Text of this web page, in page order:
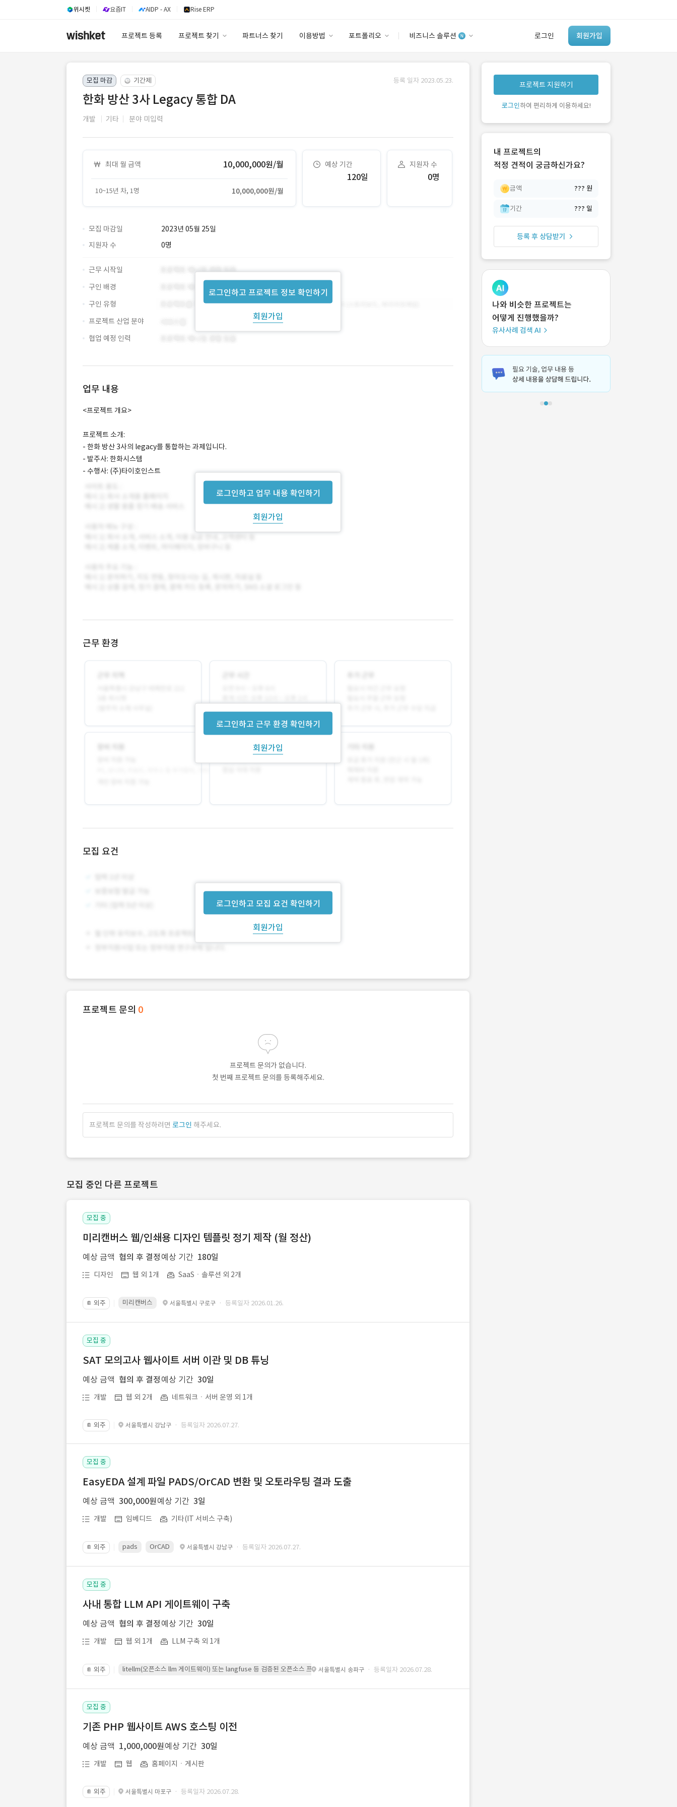
위시켓 요즘IT AIDP - AX Rise ERP
프로젝트 등록 프로젝트 찾기 파트너스 찾기 이용방법 포트폴리오 비즈니스 솔루션 로그인 회원가입
안심 코드 케어
유사사례 검색 AI
‘이런 거’ 만들어본
개발 회사 있어?
모집 마감 기간제 등록 일자 2023.05.23.
한화 방산 3사 Legacy 통합 DA
개발 기타 분야 미입력
최대 월 금액 10,000,000원/월
10~15년 차, 1명 10,000,000원/월
예상 기간
120일
지원자 수
0명
모집 마감일
2023년 05월 25일
지원자 수
0명
로그인하고 프로젝트 정보 확인하기
회원가입
근무 시작일
구인 배경
구인 유형
프로젝트 산업 분야
협업 예정 인력
업무 내용
로그인하고 업무 내용 확인하기
회원가입
<프로젝트 개요>
프로젝트 소개:
- 한화 방산 3사의 legacy를 통합하는 과제입니다.
- 발주사: 한화시스템
- 수행사: (주)타이호인스트
근무 환경
로그인하고 근무 환경 확인하기
회원가입
모집 요건
로그인하고 모집 요건 확인하기
회원가입
프로젝트 문의 0
프로젝트 문의가 없습니다.
첫 번째 프로젝트 문의를 등록해주세요.
프로젝트 문의를 작성하려면 로그인 해주세요.
모집 중인 다른 프로젝트
모집 중
미리캔버스 웹/인쇄용 디자인 템플릿 정기 제작 (월 정산)
예상 금액 협의 후 결정 예상 기간 180일
디자인 웹 외 1개 SaaSㆍ솔루션 외 2개
📔 외주 미리캔버스 서울특별시 구로구 · 등록일자 2026.01.26.
모집 중
SAT 모의고사 웹사이트 서버 이관 및 DB 튜닝
예상 금액 협의 후 결정 예상 기간 30일
개발 웹 외 2개 네트워크ㆍ서버 운영 외 1개
📔 외주 서울특별시 강남구 · 등록일자 2026.07.27.
모집 중
EasyEDA 설계 파일 PADS/OrCAD 변환 및 오토라우팅 결과 도출
예상 금액 300,000원 예상 기간 3일
개발 임베디드 기타(IT 서비스 구축)
📔 외주 pads OrCAD 서울특별시 강남구 · 등록일자 2026.07.27.
모집 중
사내 통합 LLM API 게이트웨이 구축
예상 금액 협의 후 결정 예상 기간 30일
개발 웹 외 1개 LLM 구축 외 1개
📔 외주 litellm(오픈소스 llm 게이트웨이) 또는 langfuse 등 검증된 오픈소스 프레임워크를 기반으로 시스템을 구축
서울특별시 송파구 · 등록일자 2026.07.28.
모집 중
기존 PHP 웹사이트 AWS 호스팅 이전
예상 금액 1,000,000원 예상 기간 30일
개발 웹 홈페이지ㆍ게시판
📔 외주 서울특별시 마포구 · 등록일자 2026.07.28.
프로젝트 지원하기
로그인하여 편리하게 이용하세요!
내 프로젝트의
적정 견적이 궁금하신가요?
금액 ??? 원
기간 ??? 일
등록 후 상담받기
나와 비슷한 프로젝트는
어떻게 진행했을까?
유사사례 검색 AI